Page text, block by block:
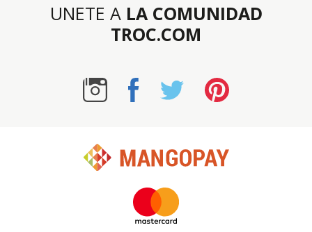
UNETE A LA COMUNIDAD
TROC.COM